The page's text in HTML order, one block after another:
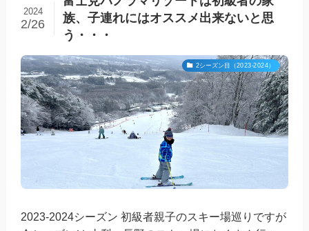
族、子連れにはオススメ出来ないと思
う・・・
2024
2/26
2シーズン目（2023-2024）
2023-2024シーズン 初級者親子のスキー場巡りですが